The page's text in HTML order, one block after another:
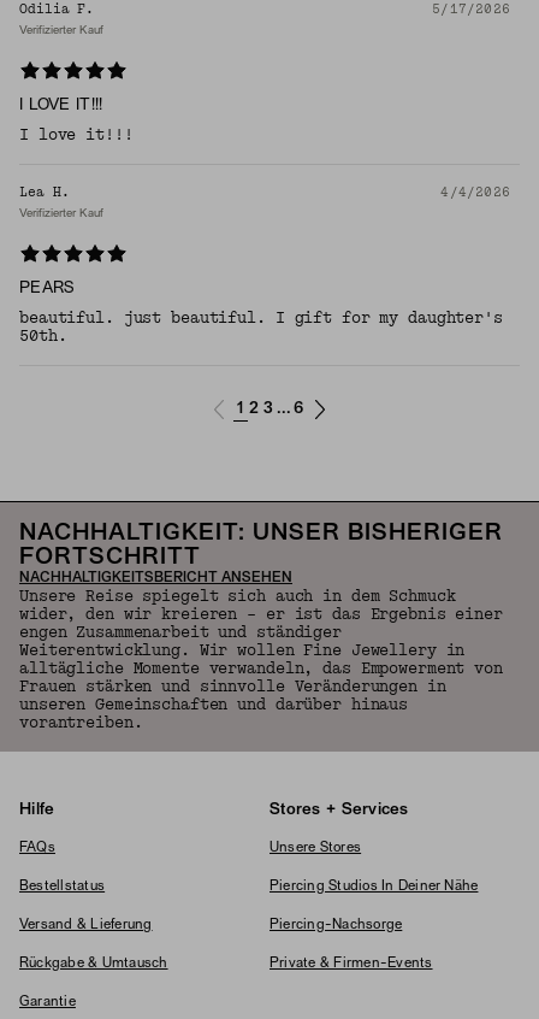
Odilia F. 5/17/2026
Verifizierter Kauf
I LOVE IT!!!
I love it!!!
Lea H. 4/4/2026
Verifizierter Kauf
PEARS
beautiful. just beautiful. I gift for my daughter's
50th.
1 2 3 ... 6
NACHHALTIGKEIT: UNSER BISHERIGER
FORTSCHRITT
NACHHALTIGKEITSBERICHT ANSEHEN
Unsere Reise spiegelt sich auch in dem Schmuck
wider, den wir kreieren – er ist das Ergebnis einer
engen Zusammenarbeit und ständiger
Weiterentwicklung. Wir wollen Fine Jewellery in
alltägliche Momente verwandeln, das Empowerment von
Frauen stärken und sinnvolle Veränderungen in
unseren Gemeinschaften und darüber hinaus
vorantreiben.
Hilfe
FAQs
Bestellstatus
Versand & Lieferung
Rückgabe & Umtausch
Garantie
Stores + Services
Unsere Stores
Piercing Studios In Deiner Nähe
Piercing-Nachsorge
Private & Firmen-Events